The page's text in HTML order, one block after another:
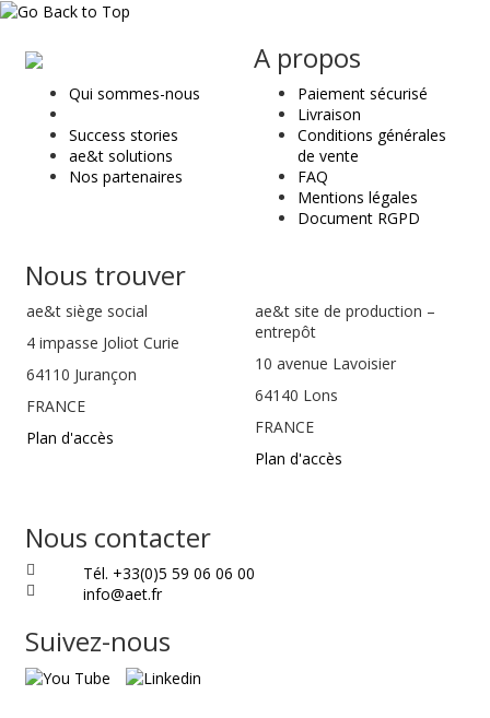
ae
&
t
Qui sommes-nous
Success stories
ae&t solutions
Nos partenaires
A propos
Paiement sécurisé
Livraison
Conditions générales
de vente
FAQ
Mentions légales
Document RGPD
Nous trouver
ae&t siège social
4 impasse Joliot Curie
64110 Jurançon
FRANCE
Plan d'accès
ae&t site de production –
entrepôt
10 avenue Lavoisier
64140 Lons
FRANCE
Plan d'accès
Nous contacter
Tél. +33(0)5 59 06 06 00
info@aet.fr
Suivez-nous